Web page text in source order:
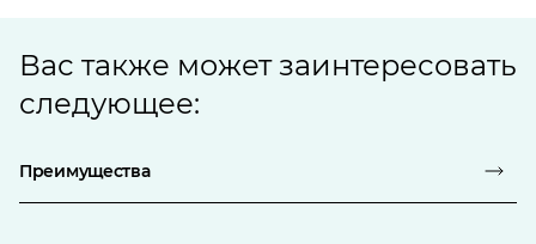
Вас также может заинтересовать
следующее:
Преимущества